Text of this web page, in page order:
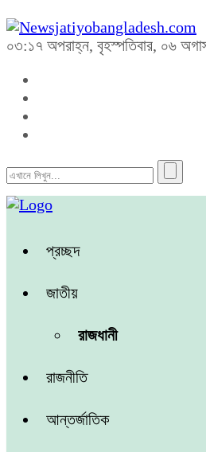
০৩:১৭ অপরাহ্ন, বৃহস্পতিবার, ০৬
প্রচ্ছদ
জাতীয়
রাজধানী
রাজনীতি
আন্তর্জাতিক